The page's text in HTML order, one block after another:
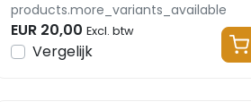
products.more_variants_available
EUR 20,00 Excl. btw
Vergelijk